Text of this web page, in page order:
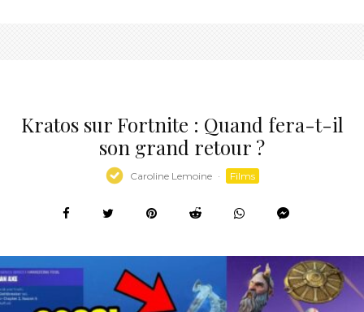
Kratos sur Fortnite : Quand fera-t-il
son grand retour ?
Caroline Lemoine · Films